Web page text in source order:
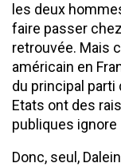
les deux
faire passer
retrouvée. Mais
américain en
du principal parti
Etats ont des
publiques ignore
Donc, seul,